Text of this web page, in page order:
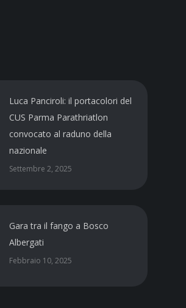
Luca Panciroli: il portacolori del
CUS Parma Parathriatlon
convocato al raduno della
nazionale
Settembre 2, 2025
Gara tra il fango a Bosco
Albergati
Febbraio 10, 2025